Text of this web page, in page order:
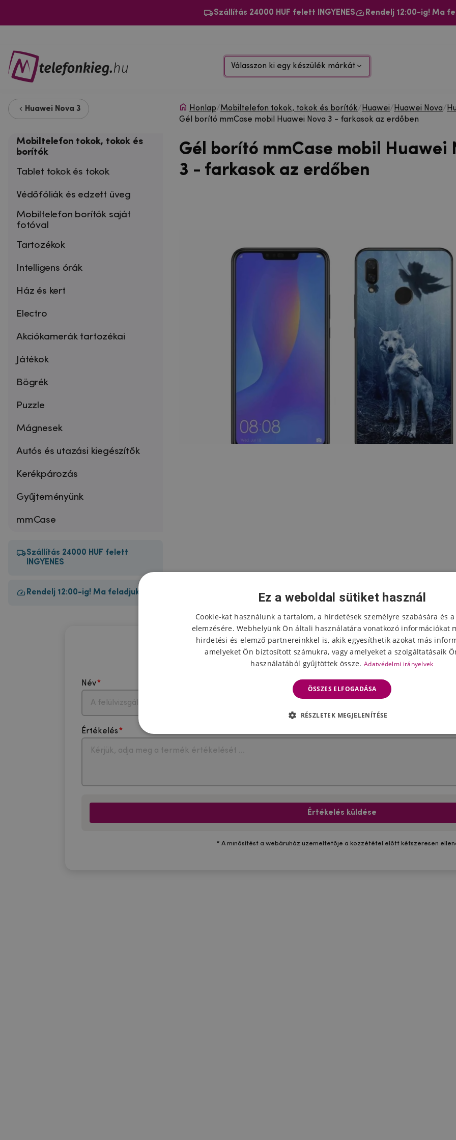
Szállítás 24000 HUF felett INGYENES Rendelj 12:00-ig! Ma
Válasszon ki egy készülék márkát
Huawei Nova 3
Mobiltelefon tokok, tokok és
borítók
Tablet tokok és tokok
Védőfóliák és edzett üveg
Mobiltelefon borítók saját
fotóval
Tartozékok
Intelligens órák
Ház és kert
Electro
Akciókamerák tartozékai
Játékok
Bögrék
Puzzle
Mágnesek
Autós és utazási kiegészítők
Kerékpározás
Gyűjteményünk
mmCase
Szállítás 24000 HUF felett
INGYENES
Rendelj 12:00-ig! Ma feladjuk!
Honlap/Mobiltelefon tokok, tokok és borítók/ Huawei/ Huawei Nova/
Gél borító mmCase mobil Huawei Nova 3 - farkasok az erdőben
Gél borító mmCase mobil Huawei
3 - farkasok az erdőben
A termék értékelése
Név Válassza ki a csillagok számát
Értékelés
Értékelés küldése
* A minősítést a webáruház üzemeltetője a közzététel előtt kétszeresen
Ez a weboldal sütiket használ
Cookie-kat használunk a tartalom, a hirdetések személyre szabására és
elemzésére. Webhelyünk Ön általi használatára vonatkozó információkat
hirdetési és elemző partnereinkkel is, akik egyesíthetik azokat más
amelyeket Ön biztosított számukra, vagy amelyeket a szolgáltatásaik
használatából gyűjtöttek össze. Adatvédelmi irányelvek
ÖSSZES ELFOGADÁSA
RÉSZLETEK MEGJELENÍTÉSE